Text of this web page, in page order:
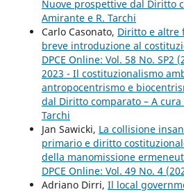
Nuove prospettive dal Diritto
Amirante e R. Tarchi
Carlo Casonato, Diritto e altre
breve introduzione al
DPCE Online: Vol. 58 No. SP2
2023 - Il costituzionalismo
antropocentrismo e
dal Diritto comparato – A cura
Tarchi
Jan Sawicki, La collisione
primario e diritto
della manomissione
DPCE Online: Vol. 49 No. 4
Adriano Dirri, Il local